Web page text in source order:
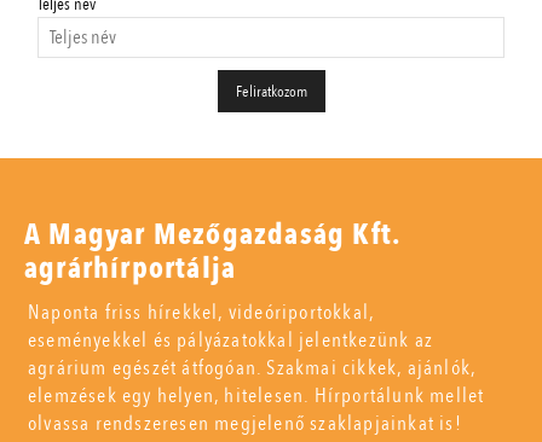
A Magyar Mezőgazdaság Kft.
agrárhírportálja
Naponta friss hírekkel, videóriportokkal,
eseményekkel és pályázatokkal jelentkezünk az
agrárium egészét átfogóan. Szakmai cikkek, ajánlók,
elemzések egy helyen, hitelesen. Hírportálunk mellet
olvassa rendszeresen megjelenő szaklapjainkat is!